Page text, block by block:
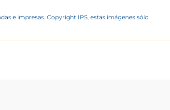
e impresas. Copyright IPS, estas imágenes sólo